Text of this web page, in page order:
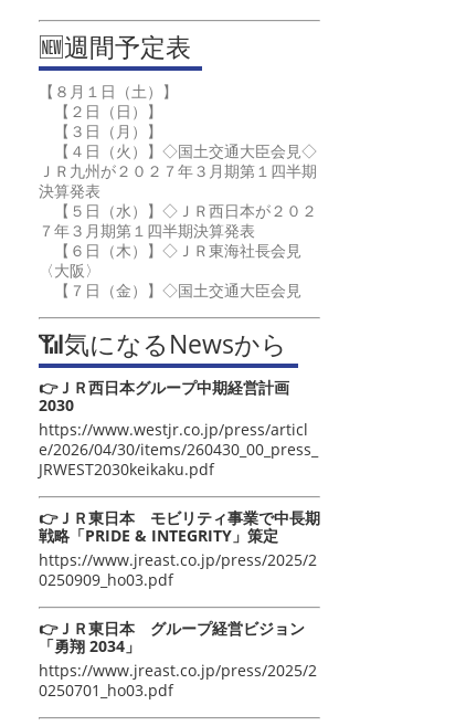
🆕週間予定表
【８月１日（土）】
【２日（日）】
【３日（月）】
【４日（火）】◇国土交通大臣会見◇
ＪＲ九州が２０２７年３月期第１四半期
決算発表
【５日（水）】◇ＪＲ西日本が２０２
７年３月期第１四半期決算発表
【６日（木）】◇ＪＲ東海社長会見
〈大阪〉
【７日（金）】◇国土交通大臣会見
📶気になるNewsから
👉ＪＲ西日本グループ中期経営計画
2030
https://www.westjr.co.jp/press/articl
e/2026/04/30/items/260430_00_press_
JRWEST2030keikaku.pdf
👉ＪＲ東日本 モビリティ事業で中長期
戦略「PRIDE & INTEGRITY」策定
https://www.jreast.co.jp/press/2025/2
0250909_ho03.pdf
👉ＪＲ東日本 グループ経営ビジョン
「勇翔 2034」
https://www.jreast.co.jp/press/2025/2
0250701_ho03.pdf